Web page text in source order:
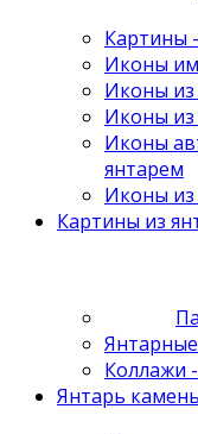
Картины
Иконы
Иконы из
Иконы из
Иконы
янтарем
Иконы из
Картины из
Коллажи
Янтарь камень